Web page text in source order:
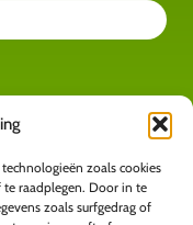
zoals cookies
raadplegen. Door in te
zoals surfgedrag of